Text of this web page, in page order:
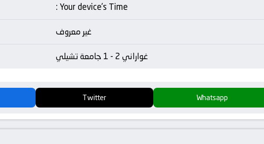
: Your device's Time
غير معروف
غواراني 2 - 1 جامعة تشيلي
Twitter Whatsapp